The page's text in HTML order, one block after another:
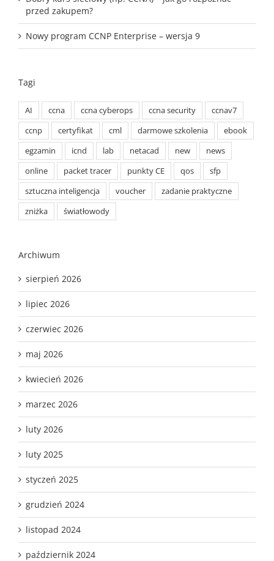
przed zakupem?
Nowy program CCNP Enterprise – wersja 9
Tagi
AI ccna ccna cyberops ccna security
ccnav7
ccnp
certyfikat cml darmowe szkolenia
ebook
egzamin
icnd lab netacad new
news
online
packet tracer punkty CE qos
sfp
sztuczna inteligencja
voucher
zadanie praktyczne
zniżka
światłowody
Archiwum
sierpień 2026
lipiec 2026
czerwiec 2026
maj 2026
kwiecień 2026
marzec 2026
luty 2026
luty 2025
styczeń 2025
grudzień 2024
listopad 2024
październik 2024